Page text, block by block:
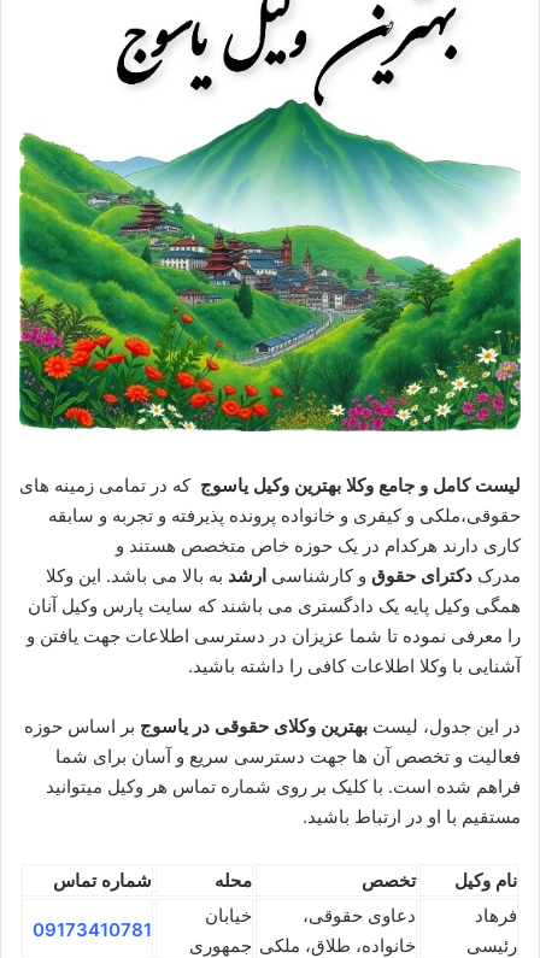
لیست کامل و جامع وکلا بهترین وکیل یاسوج که در تمامی زمینه های
حقوقی،ملکی و کیفری و خانواده پرونده پذیرفته و تجربه و سابقه
کاری دارند هرکدام در یک حوزه خاص متخصص هستند و
مدرک دکترای حقوق و کارشناسی ارشد به بالا می باشد. این وکلا
همگی وکیل پایه یک دادگستری می باشند که سایت پارس وکیل آنان
را معرفی نموده تا شما عزیزان در دسترسی اطلاعات جهت یافتن و
آشنایی با وکلا اطلاعات کافی را داشته باشید.
در این جدول، لیست بهترین وکلای حقوقی در یاسوج بر اساس حوزه
فعالیت و تخصص آن ها جهت دسترسی سریع و آسان برای شما
فراهم شده است. با کلیک بر روی شماره تماس هر وکیل میتوانید
مستقیم با او در ارتباط باشید.
نام وکیل تخصص محله
شماره تماس
فرهاد
رئیسی
دعاوی حقوقی،
خانواده، طلاق، ملکی
خیابان
جمهوری
09173410781